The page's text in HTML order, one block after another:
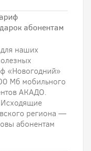
абонентам
наших
«Новогодний»
Мб мобильного
АКАДО.
региона —
абонентам